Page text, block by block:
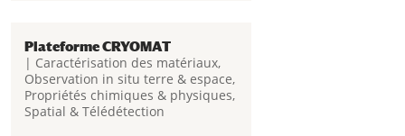
Plateforme CRYOMAT
| Caractérisation des matériaux,
Observation in situ terre & espace,
Propriétés chimiques & physiques,
Spatial & Télédétection